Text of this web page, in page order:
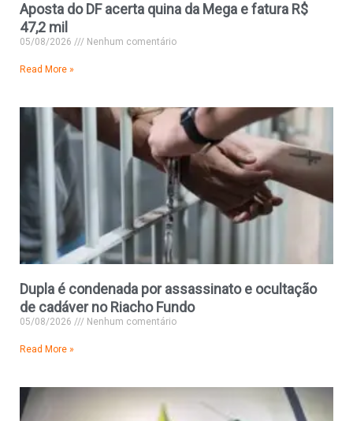
Aposta do DF acerta quina da Mega e fatura R$
47,2 mil
05/08/2026 Nenhum comentário
Read More »
Dupla é condenada por assassinato e ocultação
de cadáver no Riacho Fundo
05/08/2026 Nenhum comentário
Read More »